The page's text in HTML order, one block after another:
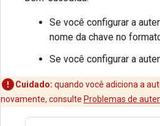
Se você configurar a
nome da chave no
Se você configurar a
Cuidado: quando você adiciona a
novamente, consulte Problemas de